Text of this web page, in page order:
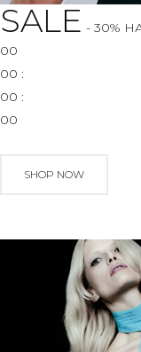
SALE - 30%
00
00 :
00 :
00
SHOP NOW